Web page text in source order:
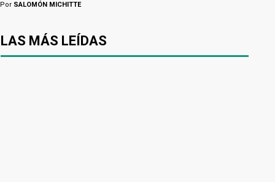
Por SALOMÓN MICHITTE
LAS MÁS LEÍDAS